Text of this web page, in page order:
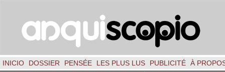
INICIO DOSSIER PENSÉE LES PLUS LUS PUBLICITÉ À